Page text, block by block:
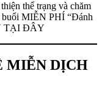
thể trạng và chăm
buổi MIỄN PHÍ “Đánh
TẠI ĐÂY
MIỄN DỊCH